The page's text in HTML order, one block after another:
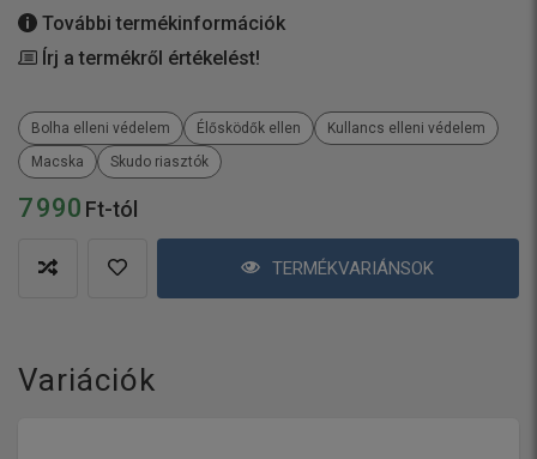
7 990 Ft-tól
TERMÉKVARIÁNSOK
További termékinformációk
Írj a termékről értékelést!
Bolha elleni védelem Élősködők ellen
Kullancs elleni védelem
Macska
Skudo riasztók
Variációk